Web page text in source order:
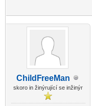
ChildFreeMan
skoro in žinýrující se inžinýr